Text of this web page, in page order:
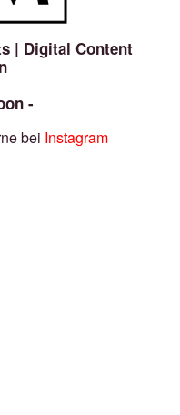
| Digital Content
-
bei Instagram